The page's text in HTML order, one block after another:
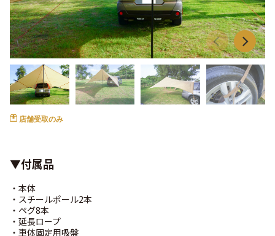
店舗受取のみ
▼付属品
・本体
・スチールポール2本
・ペグ8本
・延長ロープ
・車体固定用吸盤